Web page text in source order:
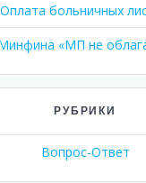
Оплата больничных
«МП не
РУБРИКИ
Вопрос-Ответ